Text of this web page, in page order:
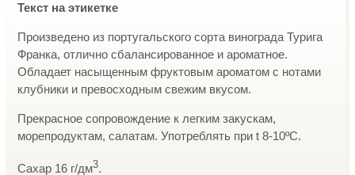
Текст на этикетке
Произведено из португальского сорта винограда Турига
Франка, отлично сбалансированное и ароматное.
Обладает насыщенным фруктовым ароматом с нотами
клубники и превосходным свежим вкусом.
Прекрасное сопровождение к легким закускам,
морепродуктам, салатам. Употреблять при t 8-10ºC.
Сахар 16 г/дм3.